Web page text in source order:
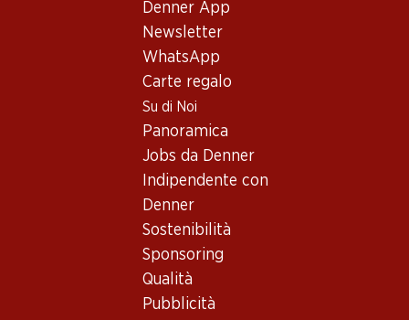
Denner App
Newsletter
WhatsApp
Carte regalo
Su di Noi
Panoramica
Jobs da Denner
Indipendente con
Denner
Sostenibilità
Sponsoring
Qualità
Pubblicità
4 Prodotti
In alto
Con la newsletter di Denner si rimane sempre aggiornati. Si